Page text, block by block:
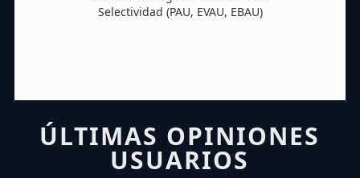
Selectividad (PAU, EVAU, EBAU)
ÚLTIMAS OPINIONES
USUARIOS